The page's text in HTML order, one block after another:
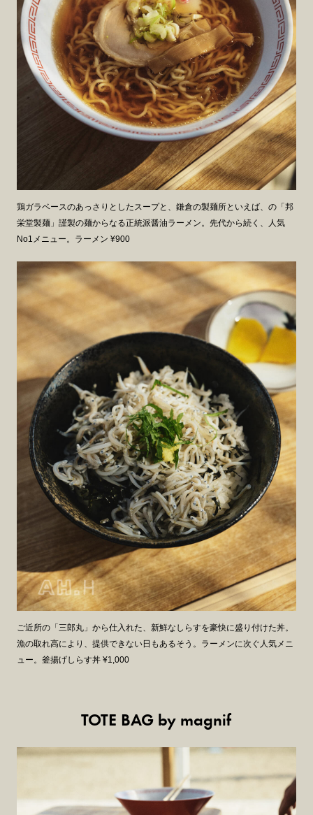
鶏ガラベースのあっさりとしたスープと、鎌倉の製麺所といえば、の「邦
栄堂製麺」謹製の麺からなる正統派醤油ラーメン。先代から続く、人気
No1メニュー。ラーメン ¥900
ご近所の「三郎丸」から仕入れた、新鮮なしらすを豪快に盛り付けた丼。
漁の取れ高により、提供できない日もあるそう。ラーメンに次ぐ人気メニ
ュー。釜揚げしらす丼 ¥1,000
TOTE BAG by magnif